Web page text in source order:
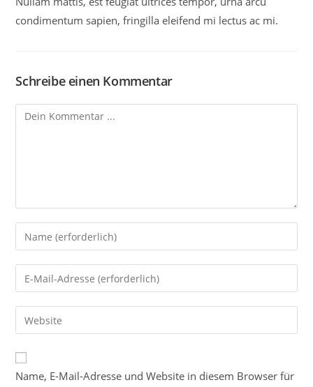
condimentum sapien, fringilla eleifend mi lectus ac mi.
Schreibe einen Kommentar
Name, E-Mail-Adresse und Website in diesem Browser für